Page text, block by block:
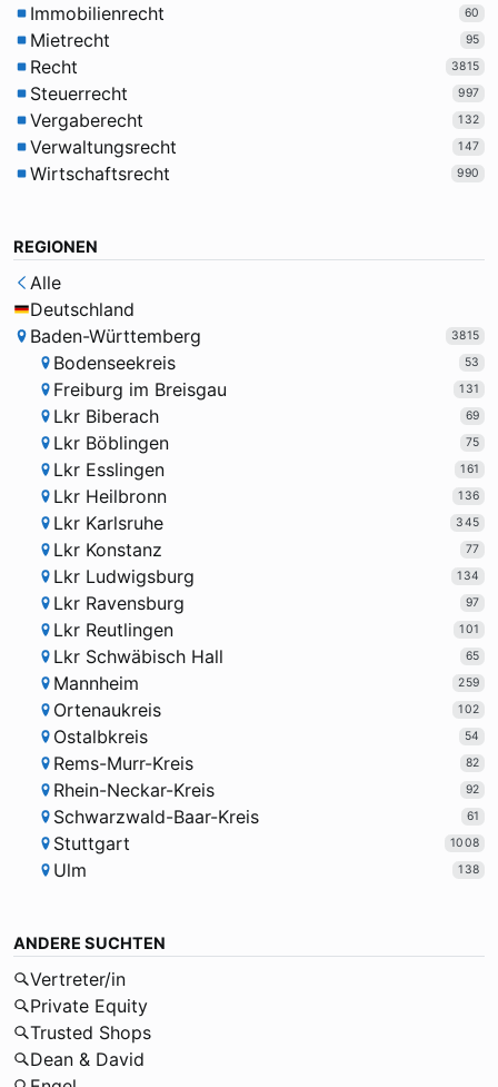
Immobilienrecht 60
Mietrecht 95
Recht 3815
Steuerrecht 997
Vergaberecht 132
Verwaltungsrecht 147
Wirtschaftsrecht 990
REGIONEN
Alle
Deutschland
Baden-Württemberg
3815
Bodenseekreis 53
Freiburg im Breisgau 131
Lkr Biberach 69
Lkr Böblingen 75
Lkr Esslingen 161
Lkr Heilbronn 136
Lkr Karlsruhe 345
Lkr Konstanz 77
Lkr Ludwigsburg 134
Lkr Ravensburg 97
Lkr Reutlingen 101
Lkr Schwäbisch Hall 65
Mannheim 259
Ortenaukreis 102
Ostalbkreis 54
Rems-Murr-Kreis 82
Rhein-Neckar-Kreis 92
Schwarzwald-Baar-Kreis 61
Stuttgart 1008
Ulm 138
ANDERE SUCHTEN
Vertreter/in
Private Equity
Trusted Shops
Dean & David